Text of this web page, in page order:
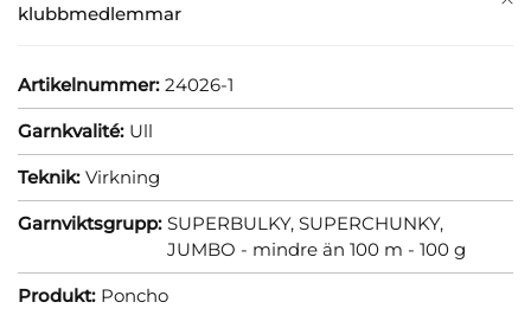
klubbmedlemmar
Artikelnummer: 24026-1
Garnkvalité: Ull
Teknik: Virkning
Garnviktsgrupp: SUPERBULKY, SUPERCHUNKY,
JUMBO - mindre än 100 m - 100 g
Produkt: Poncho